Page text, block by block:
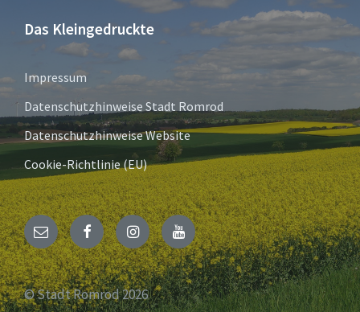
Das Kleingedruckte
Impressum
Datenschutzhinweise Stadt Romrod
Datenschutzhinweise Website
Cookie-Richtlinie (EU)
E-
Mail
FacebookInstagramYouTube
© Stadt Romrod 2026